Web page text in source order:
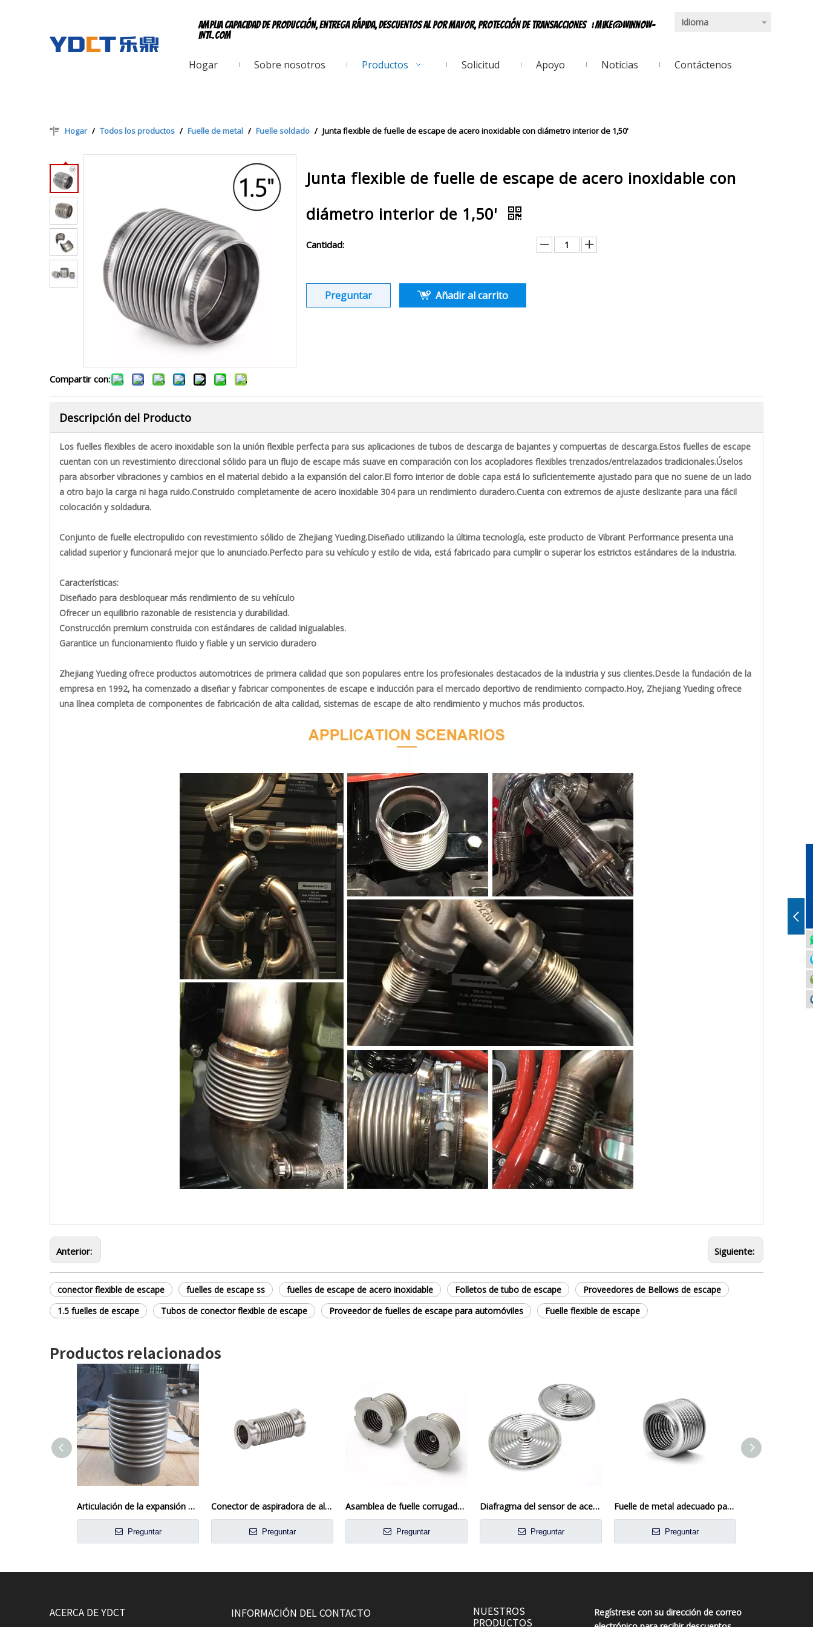
Amplia capacidad de producción, entrega rápida, descuentos al por mayor, protección de transacciones :mike@winnow-
intl.com
Idioma
Hogar Sobre nosotros Productos Solicitud Apoyo Noticias Contáctenos
Hogar / Todos los productos / Fuelle de metal / Fuelle soldado / Junta flexible de fuelle de escape de acero inoxidable con diámetro interior de 1,50'
Compartir con:
Junta flexible de fuelle de escape de acero inoxidable con
diámetro interior de 1,50'
Cantidad:
Preguntar Añadir al carrito
Descripción del Producto
Los fuelles flexibles de acero inoxidable son la unión flexible perfecta para sus aplicaciones de tubos de descarga de bajantes y compuertas de descarga.Estos fuelles de escape
cuentan con un revestimiento direccional sólido para un flujo de escape más suave en comparación con los acopladores flexibles trenzados/entrelazados tradicionales.Úselos
para absorber vibraciones y cambios en el material debido a la expansión del calor.El forro interior de doble capa está lo suficientemente ajustado para que no suene de un lado
a otro bajo la carga ni haga ruido.Construido completamente de acero inoxidable 304 para un rendimiento duradero.Cuenta con extremos de ajuste deslizante para una fácil
colocación y soldadura.
Conjunto de fuelle electropulido con revestimiento sólido de Zhejiang Yueding.Diseñado utilizando la última tecnología, este producto de Vibrant Performance presenta una
calidad superior y funcionará mejor que lo anunciado.Perfecto para su vehículo y estilo de vida, está fabricado para cumplir o superar los estrictos estándares de la industria.
Características:
Diseñado para desbloquear más rendimiento de su vehículo
Ofrecer un equilibrio razonable de resistencia y durabilidad.
Construcción premium construida con estándares de calidad inigualables.
Garantice un funcionamiento fluido y fiable y un servicio duradero
Zhejiang Yueding ofrece productos automotrices de primera calidad que son populares entre los profesionales destacados de la industria y sus clientes.Desde la fundación de la
empresa en 1992, ha comenzado a diseñar y fabricar componentes de escape e inducción para el mercado deportivo de rendimiento compacto.Hoy, Zhejiang Yueding ofrece
una línea completa de componentes de fabricación de alta calidad, sistemas de escape de alto rendimiento y muchos más productos.
Anterior: Siguiente:
conector flexible de escape fuelles de escape ss fuelles de escape de acero inoxidable Folletos de tubo de escape
Proveedores de Bellows de escape
1.5 fuelles de escape
Tubos de conector flexible de escape Proveedor de fuelles de escape para automóviles Fuelle flexible de escape
Productos relacionados
Articulación de la expansión de los fuelles marinos de acero inoxidable
Preguntar
Conector de aspiradora de alta pureza
Preguntar
Asamblea de fuelle corrugado elástico
Preguntar
Diafragma del sensor de acero inoxidable
Preguntar
Fuelle de metal adecuado para válvulas
Preguntar
ACERCA DE YDCT INFORMACIÓN DEL CONTACTO NUESTROS
PRODUCTOS
Regístrese con su dirección de correo